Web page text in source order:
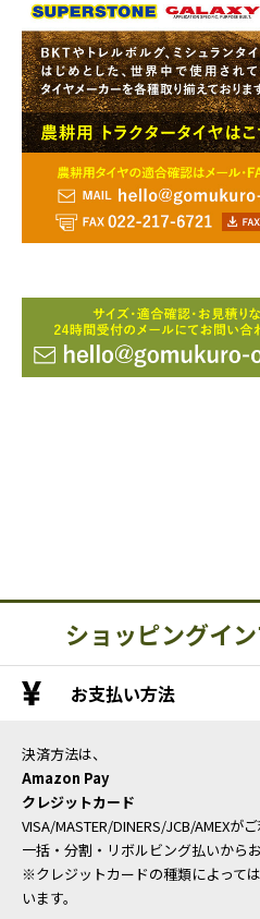
ショッピングイ
お支払い方法
決済方法は、
Amazon Pay
クレジットカード
VISA/MASTER/DINERS/JCB/AMEXが
一括・分割・リボルビング払いから
※クレジットカードの種類によって
います。